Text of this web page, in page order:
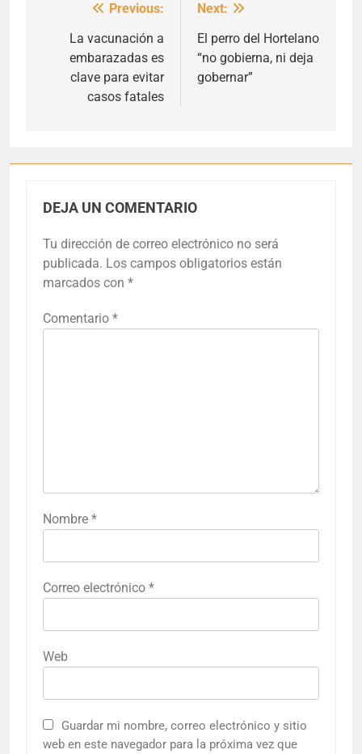
Navegación
entradas
Previous:
La vacunación a
embarazadas es
clave para evitar
casos fatales
Next:
El perro del Hortelano
“no gobierna, ni deja
gobernar”
DEJA UN COMENTARIO
Tu dirección de correo electrónico no será
publicada. Los campos obligatorios están
marcados con *
Comentario *
Nombre *
Correo electrónico *
Web
Guardar mi nombre, correo electrónico y sitio
web en este navegador para la próxima vez que